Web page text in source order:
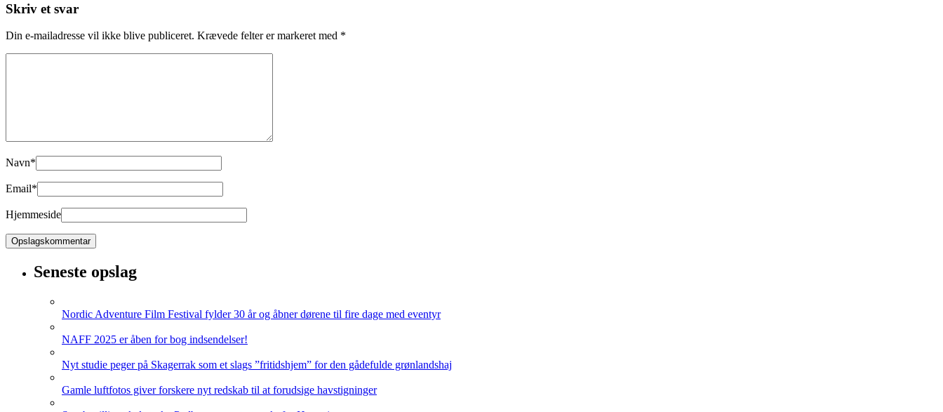
Skriv et svar
Din e-mailadresse vil ikke blive publiceret. Krævede felter er markeret med *
Navn*
Email*
Hjemmeside
Seneste opslag
Nordic Adventure Film Festival fylder 30 år og åbner dørene til fire dage med eventyr
NAFF 2025 er åben for bog indsendelser!
Nyt studie peger på Skagerrak som et slags ”fritidshjem” for den gådefulde grønlandshaj
Gamle luftfotos giver forskere nyt redskab til at forudsige havstigninger